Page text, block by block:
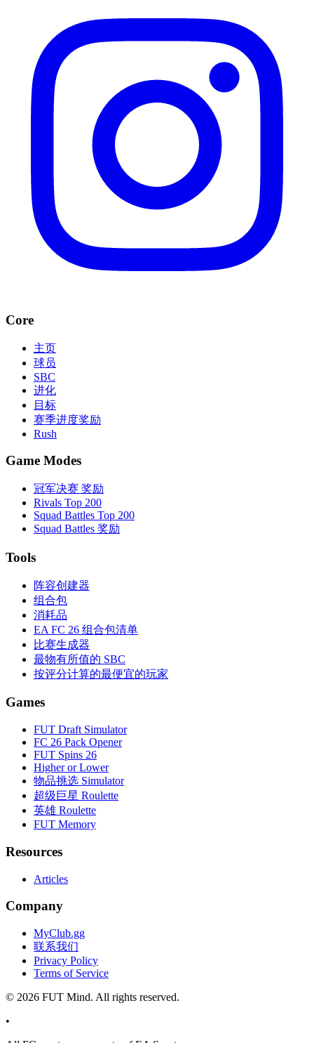
Core
主页
球员
SBC
进化
目标
赛季进度奖励
Rush
Game Modes
冠军决赛 奖励
Rivals Top 200
Squad Battles Top 200
Squad Battles 奖励
Tools
阵容创建器
组合包
消耗品
EA FC 26 组合包清单
比赛生成器
最物有所值的 SBC
按评分计算的最便宜的玩家
Games
FUT Draft Simulator
FC 26 Pack Opener
FUT Spins 26
Higher or Lower
物品挑选 Simulator
超级巨星 Roulette
英雄 Roulette
FUT Memory
Resources
Articles
Company
MyClub.gg
联系我们
Privacy Policy
Terms of Service
© 2026 FUT Mind. All rights reserved.
•